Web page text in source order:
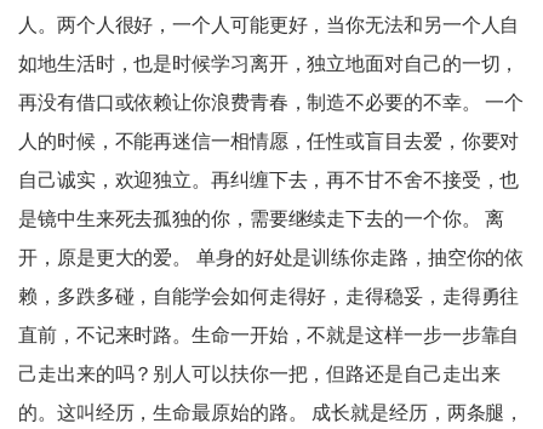
人。两个人很好，一个人可能更好，当你无法和另一个人自
如地生活时，也是时候学习离开，独立地面对自己的一切，
再没有借口或依赖让你浪费青春，制造不必要的不幸。 一个
人的时候，不能再迷信一相情愿，任性或盲目去爱，你要对
自己诚实，欢迎独立。再纠缠下去，再不甘不舍不接受，也
是镜中生来死去孤独的你，需要继续走下去的一个你。 离
开，原是更大的爱。 单身的好处是训练你走路，抽空你的依
赖，多跌多碰，自能学会如何走得好，走得稳妥，走得勇往
直前，不记来时路。生命一开始，不就是这样一步一步靠自
己走出来的吗？别人可以扶你一把，但路还是自己走出来
的。这叫经历，生命最原始的路。 成长就是经历，两条腿，